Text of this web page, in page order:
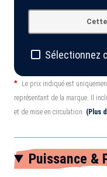
Sélectionnez
*
Le prix indiqué est
représentant de la marque. Il
et de mise en circulation. (Plus
Puissance &